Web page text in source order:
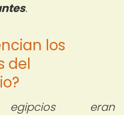
.
los
del
eran